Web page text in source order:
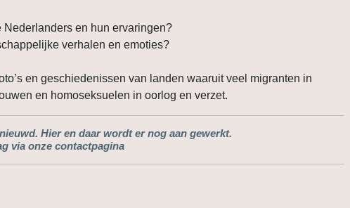
en hun ervaringen?
verhalen en emoties?
en geschiedenissen van landen waaruit veel migranten in
en homoseksuelen in oorlog en verzet.
Hier en daar wordt er nog aan gewerkt.
via onze contactpagina